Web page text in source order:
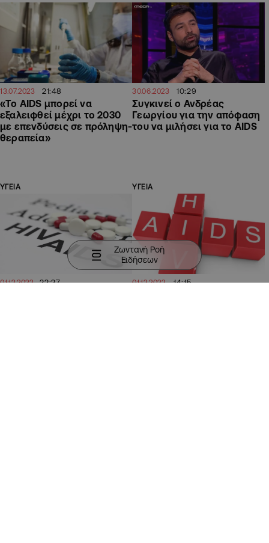
13.07.2023 21:48
«Το AIDS μπορεί να
εξαλειφθεί μέχρι το 2030
με επενδύσεις σε πρόληψη-
θεραπεία»
30.06.2023 10:29
Συγκινεί ο Ανδρέας
Γεωργίου για την απόφαση
του να μιλήσει για το AIDS
ΥΓΕΙΑ
01.12.2022 22:27
ΥΓΕΙΑ
01.12.2022 14:15
Ζωντανή Ροή
Ειδήσεων